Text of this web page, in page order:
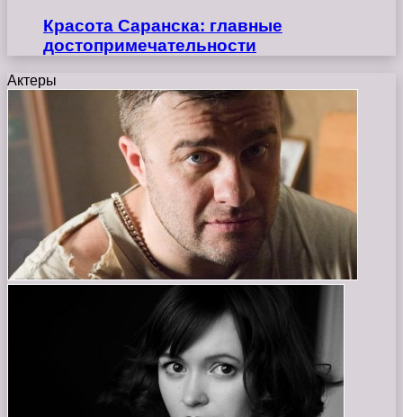
Красота Саранска: главные
достопримечательности
Актеры